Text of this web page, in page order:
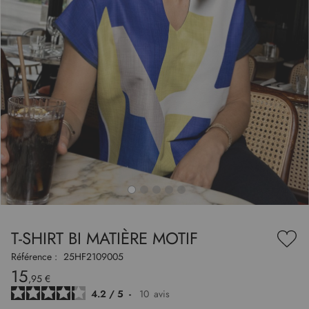
T-SHIRT BI MATIÈRE MOTIF
à
Référence : 25HF2109005
15,95 €
4.2 / 5 - 10 avis